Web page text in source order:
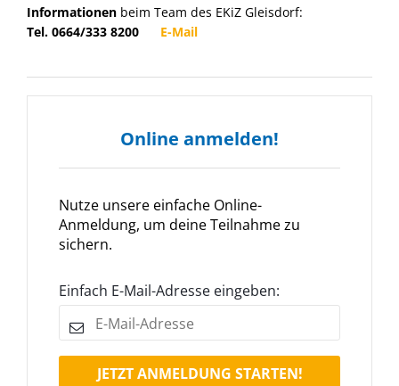
Informationen beim Team des EKiZ Gleisdorf:
Tel. 0664/333 8200
E-Mail
Online anmelden!
Nutze unsere einfache Online-
Anmeldung, um deine Teilnahme zu
sichern.
Einfach E-Mail-Adresse eingeben:
JETZT ANMELDUNG STARTEN!